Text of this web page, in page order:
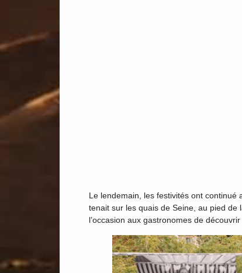
Le lendemain, les festivités ont continué
tenait sur les quais de Seine, au pied de
l’occasion aux gastronomes de